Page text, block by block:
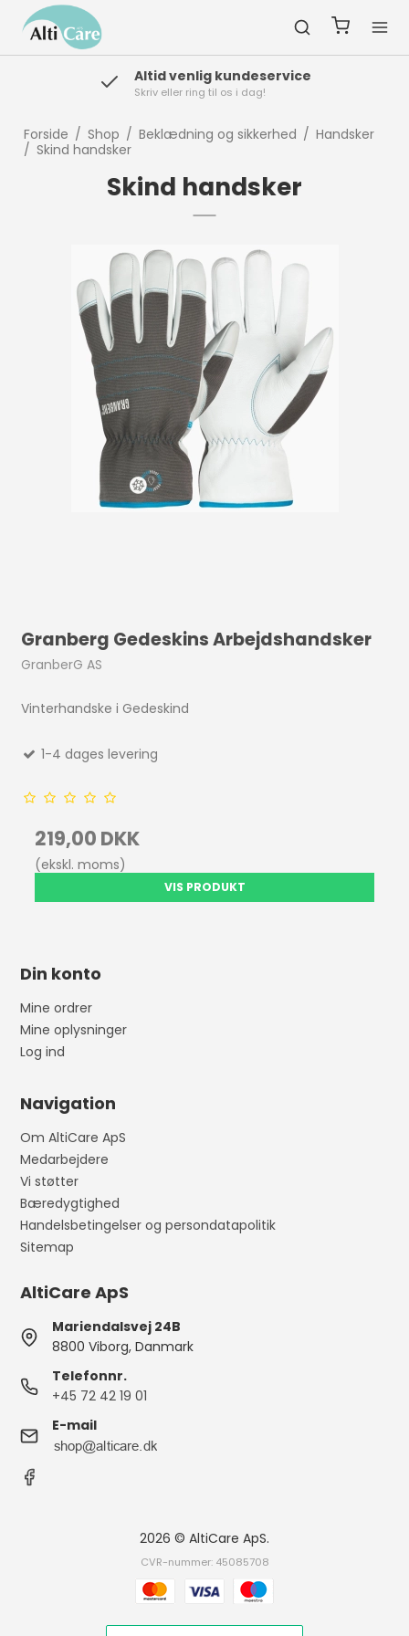
Altid venlig kundeservice
Skriv eller ring til os i dag!
Forside / Shop / Beklædning og sikkerhed / Handsker
/ Skind handsker
Skind handsker
Granberg Gedeskins Arbejdshandsker
GranberG AS
Vinterhandske i Gedeskind
1-4 dages levering
219,00 DKK
(ekskl. moms)
VIS PRODUKT
Din konto
Mine ordrer
Mine oplysninger
Log ind
Navigation
Om AltiCare ApS
Medarbejdere
Vi støtter
Bæredygtighed
Handelsbetingelser og persondatapolitik
Sitemap
AltiCare ApS
Mariendalsvej 24B
8800 Viborg, Danmark
Telefonnr.
+45 72 42 19 01
E-mail
2026 © AltiCare ApS.
CVR-nummer: 45085708